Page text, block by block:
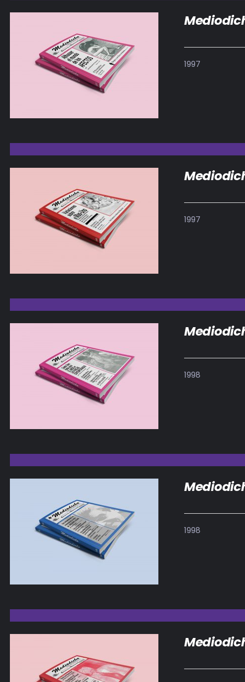
DETALLES 1997
DETALLES 1997
DETALLES 1998
DETALLES 1998